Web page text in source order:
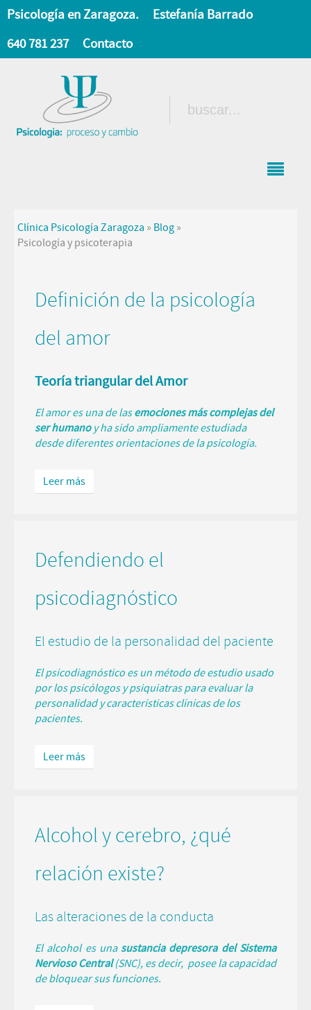
Psicología en Zaragoza.
Estefanía Barrado
640 781 237
Contacto
Clínica Psicología Zaragoza » Blog »
Psicología y psicoterapia
Definición de la psicología
del amor
Teoría triangular del Amor
El amor es una de lasemociones más complejas del
ser humanoy ha sido ampliamente estudiada
desde diferentes orientaciones de la psicología.
Leer más
Defendiendo el
psicodiagnóstico
El estudio de la personalidad del paciente
El psicodiagnóstico es un método de estudio usado
por los psicólogos y psiquiatras para evaluar la
personalidad y características clínicas de los
pacientes.
Leer más
Alcohol y cerebro, ¿qué
relación existe?
Las alteraciones de la conducta
El alcohol es unasustancia depresora del Sistema
Nervioso Central(SNC), es decir, posee la capacidad
de bloquear sus funciones.